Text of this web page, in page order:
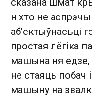
ніхто не
аб’ектыўнасьці
простая лёгіка
машына ня едзе,
не стаяць побач
машыну на